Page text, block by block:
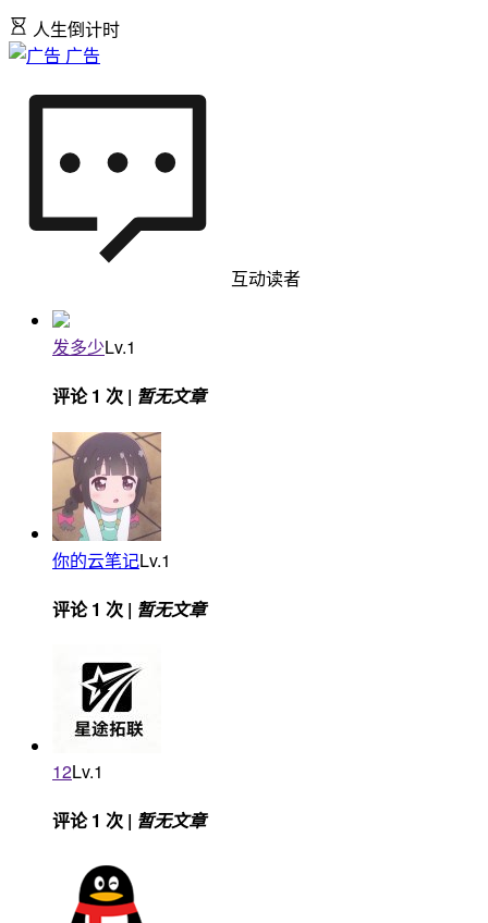
人生倒计时
广告
互动读者
发多少Lv.1
评论 1 次 | 暂无文章
你的云笔记Lv.1
评论 1 次 | 暂无文章
12Lv.1
评论 1 次 | 暂无文章